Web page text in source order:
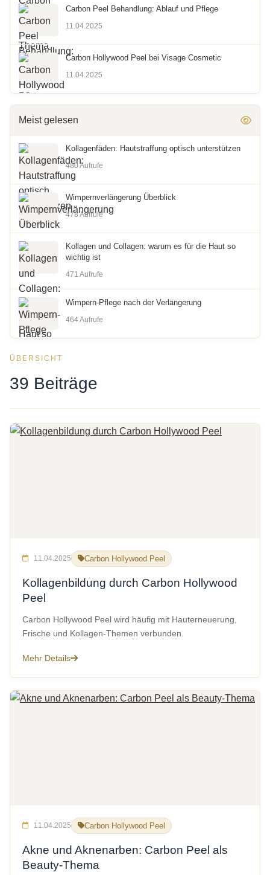
Carbon Peel Behandlung: Ablauf und Pflege
11.04.2025
Carbon Hollywood Peel bei Visage Cosmetic
11.04.2025
Meist gelesen
Kollagenfäden: Hautstraffung optisch unterstützen
480 Aufrufe
Wimpernverlängerung Überblick
478 Aufrufe
Kollagen und Collagen: warum es für die Haut so
wichtig ist
471 Aufrufe
Wimpern-Pflege nach der Verlängerung
464 Aufrufe
ÜBERSICHT
39 Beiträge
11.04.2025 Carbon Hollywood Peel
Kollagenbildung durch Carbon Hollywood
Peel
Carbon Hollywood Peel wird häufig mit Hauterneuerung,
Frische und Kollagen-Themen verbunden.
Mehr Details
11.04.2025 Carbon Hollywood Peel
Akne und Aknenarben: Carbon Peel als
Beauty-Thema